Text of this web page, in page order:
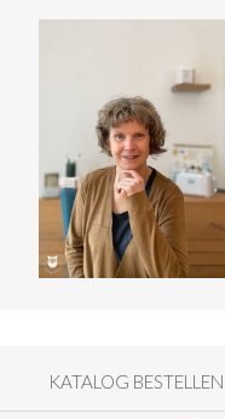
KATALOG BESTELLEN